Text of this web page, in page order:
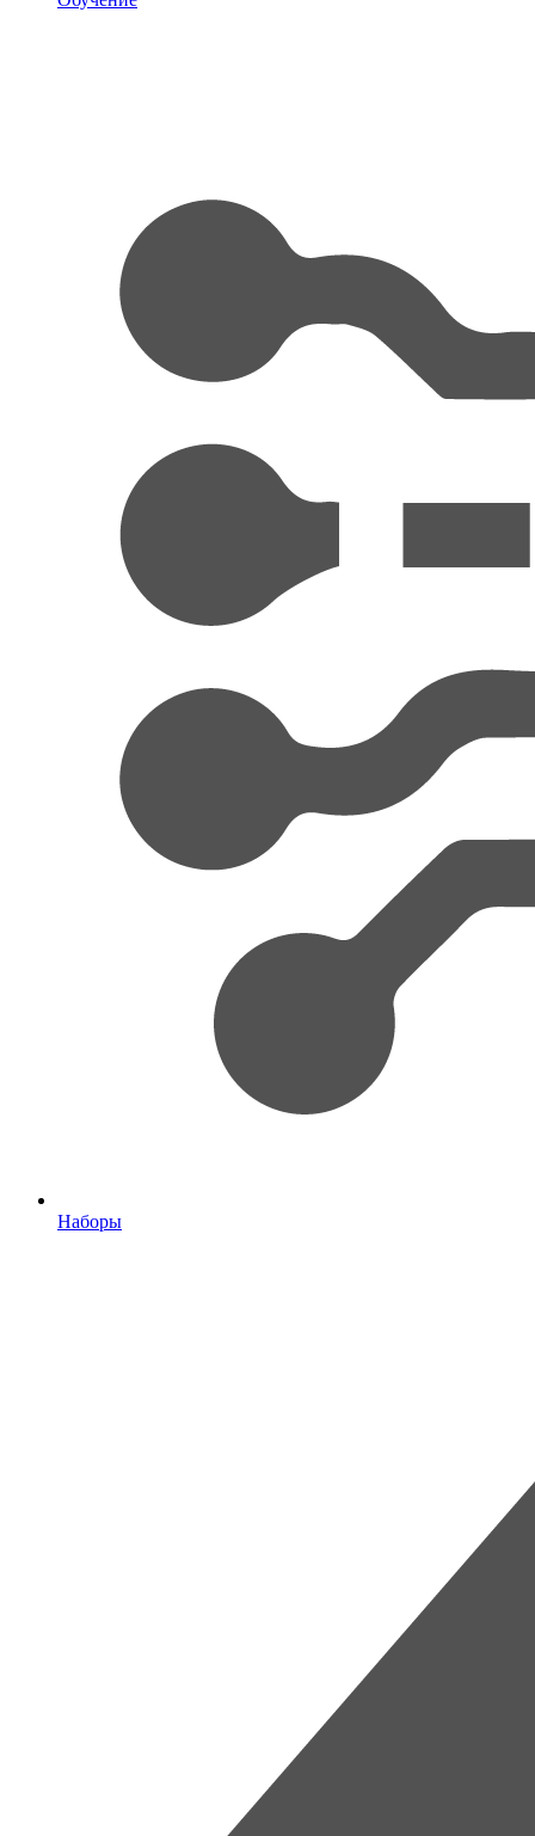
Наборы